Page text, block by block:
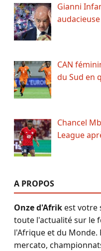
Gianni
CAN
du Sud en
Chancel
League
A PROPOS
Onze d'Afrikest votre
toute l'actualité sur le
l'Afrique et du Monde.
mercato,